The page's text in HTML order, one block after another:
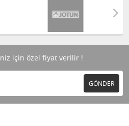
için özel fiyat verilir !
GÖNDER